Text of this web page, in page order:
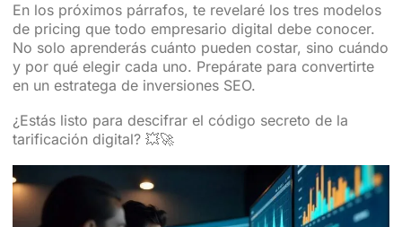
En los próximos párrafos, te revelaré los tres modelos
de pricing que todo empresario digital debe conocer.
No solo aprenderás cuánto pueden costar, sino cuándo
y por qué elegir cada uno. Prepárate para convertirte
en un estratega de inversiones SEO.
¿Estás listo para descifrar el código secreto de la
tarificación digital? 💥🚀